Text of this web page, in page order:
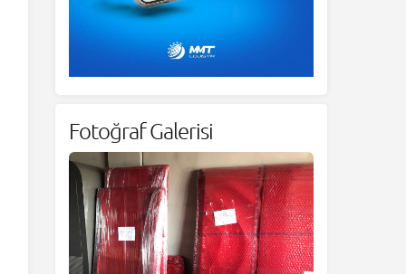
Fotoğraf Galerisi